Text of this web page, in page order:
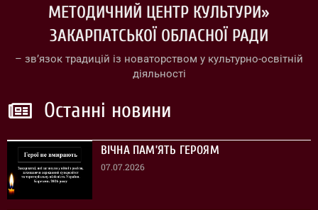
МЕТОДИЧНИЙ ЦЕНТР КУЛЬТУРИ»
ЗАКАРПАТСЬКОЇ ОБЛАСНОЇ РАДИ
– зв’язок традицій із новаторством у культурно-освітній
діяльності
Останні новини
ВІЧНА ПАМ’ЯТЬ ГЕРОЯМ
07.07.2026